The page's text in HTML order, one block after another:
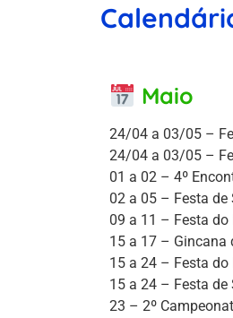
Maio
24/04 a 03/05 –
24/04 a 03/05 –
01 a 02 – 4º
02 a 05 – Festa de
09 a 11 – Festa
15 a 17 – Gincana
15 a 24 – Festa
15 a 24 – Festa de
23 – 2º